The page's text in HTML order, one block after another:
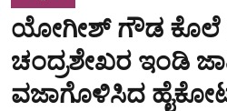
ಯೋಗೀಶ್‌ ಗೌಡ ಕೊಲೆ
ಚಂದ್ರಶೇಖರ ಇಂಡಿ
ವಜಾಗೊಳಿಸಿದ